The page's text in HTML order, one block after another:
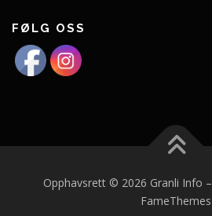
FØLG OSS
Opphavsrett © 2026 Granli Info –
FameThemes